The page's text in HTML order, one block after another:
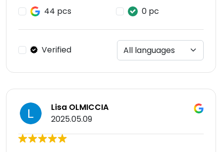
44 pcs
0 pc
Verified
Lisa OLMICCIA
2025.05.09